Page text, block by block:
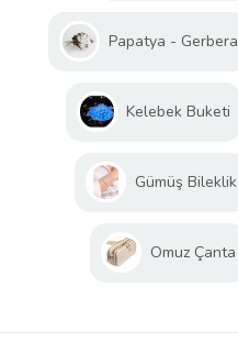
Papatya - Gerbera
Kelebek Buketi
Gümüş Bileklik
Omuz Çanta